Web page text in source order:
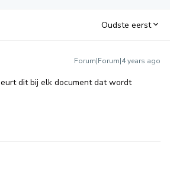
Oudste eerst
Forum|Forum|4 years ago
dit bij elk document dat wordt